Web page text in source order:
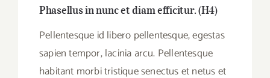
Phasellus in nunc et diam efficitur. (H4)
Pellentesque id libero pellentesque, egestas
sapien tempor, lacinia arcu. Pellentesque
habitant morbi tristique senectus et netus et